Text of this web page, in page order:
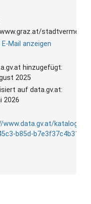
E-Mail anzeigen
hinzugefügt:
2025
auf data.gv.at:
2026
www.data.gv.at/katalog/
b85d-b7e3f37c4b31